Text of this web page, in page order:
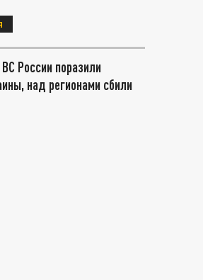
России поразили
над регионами сбили